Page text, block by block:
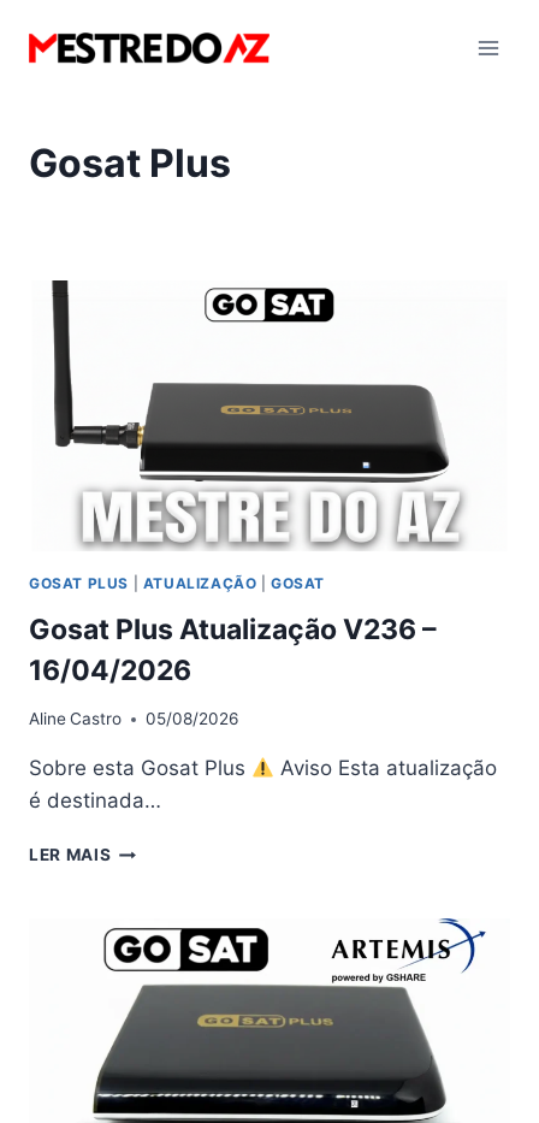
para
Gosat Plus
GOSAT PLUS ATUALIZAÇÃO |GOSAT
Gosat Plus Atualização V236 –
16/04/2026
AlineCastro 05/08/2026
Sobre esta Gosat Plus
Aviso Esta atualização
é destinada…
LER MAIS GOSAT
V236
–
16/04/2026